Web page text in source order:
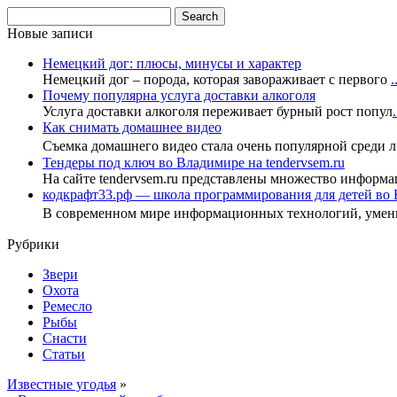
Новые записи
Немецкий дог: плюсы, минусы и характер
Немецкий дог – порода, которая завораживает с первого
Почему популярна услуга доставки алкоголя
Услуга доставки алкоголя переживает бурный рост попул
Как снимать домашнее видео
Съемка домашнего видео стала очень популярной среди
Тендеры под ключ во Владимире на tendervsem.ru
На сайте tendervsem.ru представлены множество
кодкрафт33.рф — школа программирования для детей во
В современном мире информационных технологий,
Рубрики
Звери
Охота
Ремесло
Рыбы
Снасти
Статьи
Известные угодья »